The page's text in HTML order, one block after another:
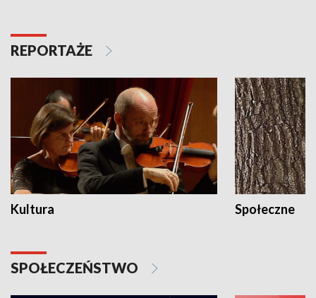
REPORTAŻE
Kultura Społeczne
SPOŁECZEŃSTWO